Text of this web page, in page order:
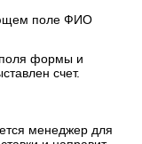
по счету
при
«Выставить
поле ФИО